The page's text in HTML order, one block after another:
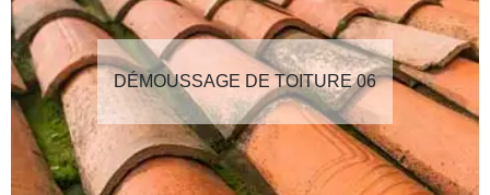
DÉMOUSSAGE DE TOITURE 06